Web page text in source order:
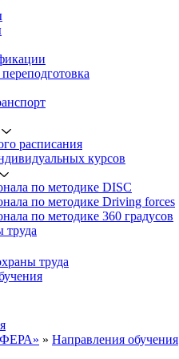
расписания
курсов
по методике DISC
по методике Driving forces
по методике 360 градусов
труда
труда
» Направления обучения